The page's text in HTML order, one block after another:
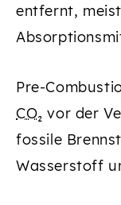
entfernt,
Pre-
CO₂ vor der
fossile
Wasserstoff